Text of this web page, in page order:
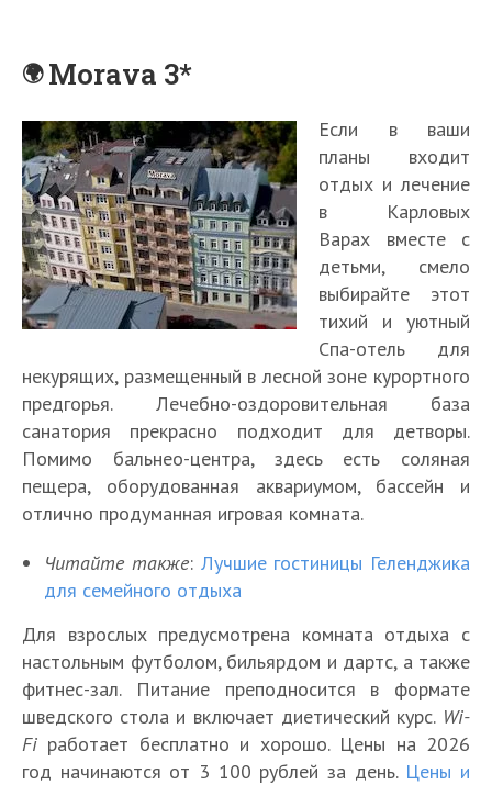
Morava 3*
Если в ваши
планы входит
отдых и лечение
в Карловых
Варах вместе с
детьми, смело
выбирайте этот
тихий и уютный
Спа-отель для
некурящих, размещенный в лесной зоне курортного
предгорья. Лечебно-оздоровительная база
санатория прекрасно подходит для детворы.
Помимо бальнео-центра, здесь есть соляная
пещера, оборудованная аквариумом, бассейн и
отлично продуманная игровая комната.
Читайте также: Лучшие гостиницы Геленджика
для семейного отдыха
Для взрослых предусмотрена комната отдыха с
настольным футболом, бильярдом и дартс, а также
фитнес-зал. Питание преподносится в формате
шведского стола и включает диетический курс.Wi-
Fi работает бесплатно и хорошо. Цены на 2026
год начинаются от 3 100 рублей за день. Цены и